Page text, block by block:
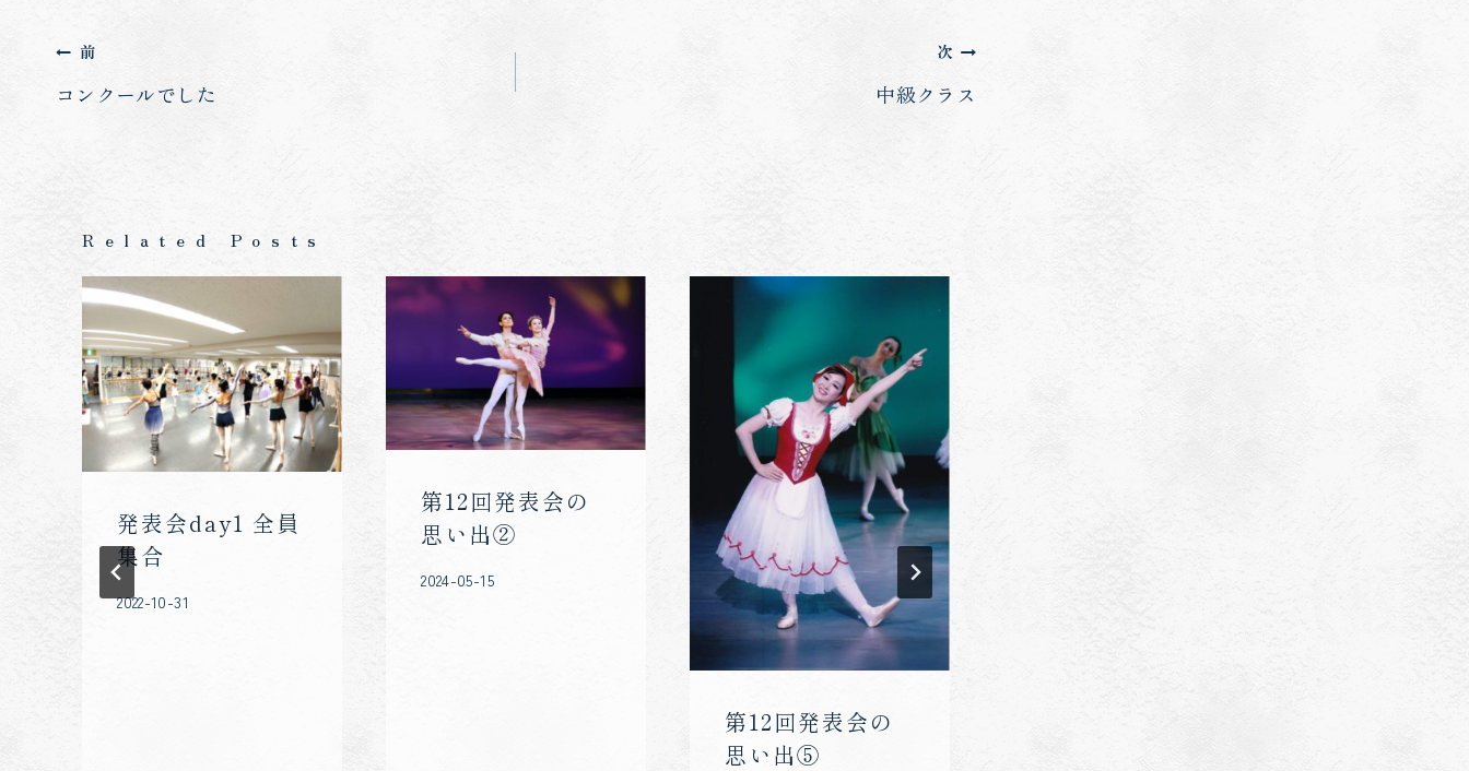
グ:
投
稿
ゲ
ー
シ
ョ
前
コンクールでした
次
中級クラス
Related Posts
発表会day1 全員
集合
2022-10-31
第12回発表会の
思い出②
2024-05-15
第12回発表会の
思い出⑤